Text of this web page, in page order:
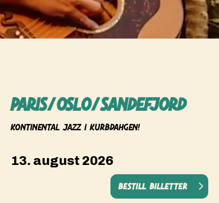
Paris/oslo/sandefjord
Kontinental Jazz i Kurbdahgen!
13. august 2026
Bestill billetter